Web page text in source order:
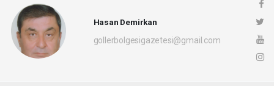
Hasan Demirkan
gollerbolgesigazetesi@gmail.com